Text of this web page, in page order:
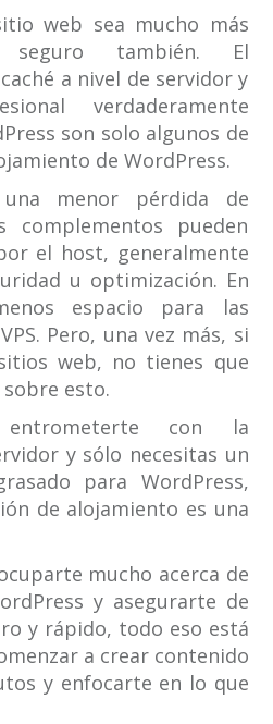
web sea mucho más
también. El
a nivel de servidor y
verdaderamente
son solo algunos de
de WordPress.
menor pérdida de
complementos pueden
el host, generalmente
u optimización. En
espacio para las
Pero, una vez más, si
web, no tienes que
esto.
con la
y sólo necesitas un
para WordPress,
de alojamiento es una
mucho acerca de
y asegurarte de
y rápido, todo eso está
a crear contenido
y enfocarte en lo que